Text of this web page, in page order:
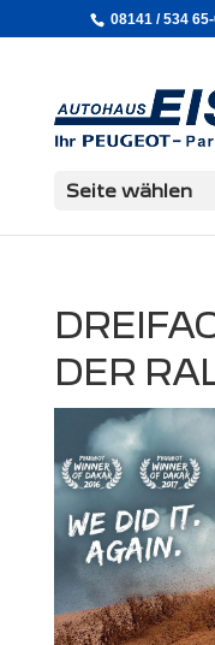
08141 / 534
Seite wählen
DER